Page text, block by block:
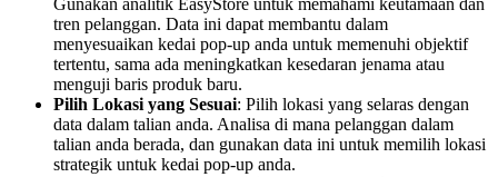
Gunakan analitik EasyStore untuk memahami keutamaan dan
tren pelanggan. Data ini dapat membantu dalam
menyesuaikan kedai pop-up anda untuk memenuhi objektif
tertentu, sama ada meningkatkan kesedaran jenama atau
menguji baris produk baru.
Pilih Lokasi yang Sesuai: Pilih lokasi yang selaras dengan
data dalam talian anda. Analisa di mana pelanggan dalam
talian anda berada, dan gunakan data ini untuk memilih lokasi
strategik untuk kedai pop-up anda.